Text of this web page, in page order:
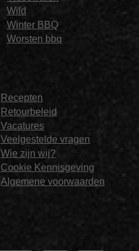
Wild
Winter BBQ
Worsten bbq
Recepten
Retourbeleid
Vacatures
Veelgestelde vragen
Wie zijn wij?
Cookie Kennisgeving
Algemene voorwaarden